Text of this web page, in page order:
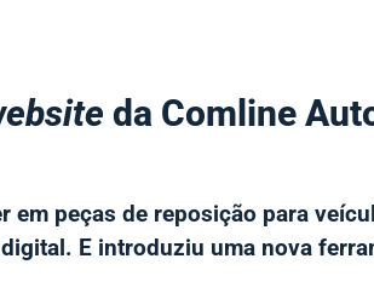
da Comline
em peças de reposição para
E introduziu uma nova